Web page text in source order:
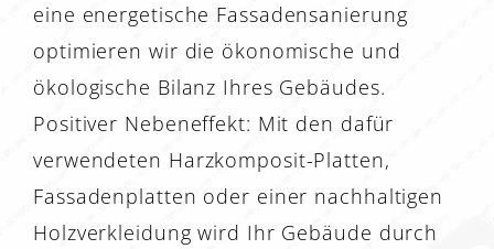
eine energetische Fassadensanierung
optimieren wir die ökonomische und
ökologische Bilanz Ihres Gebäudes.
Positiver Nebeneffekt: Mit den dafür
verwendeten Harzkomposit-Platten,
Fassadenplatten oder einer nachhaltigen
Holzverkleidung wird Ihr Gebäude durch